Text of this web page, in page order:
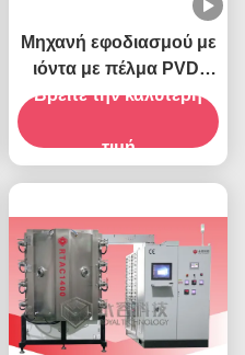
Μηχανή εφοδιασμού με
ιόντα με πέλμα PVD-
RTAC
Βρείτε την καλύτερη
τιμή